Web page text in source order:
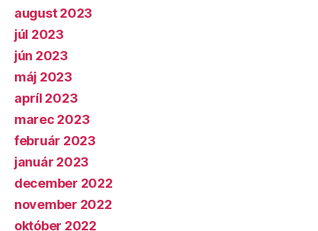
august 2023
júl 2023
jún 2023
máj 2023
apríl 2023
marec 2023
február 2023
január 2023
december 2022
november 2022
október 2022